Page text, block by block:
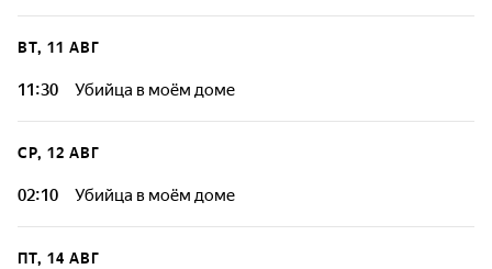
ВТ, 11 АВГ
11:30 Убийца в моём доме
СР, 12 АВГ
02:10 Убийца в моём доме
ПТ, 14 АВГ